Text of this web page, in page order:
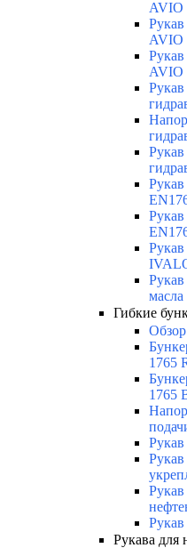
AVIO
AVIO
AVIO
Рукав
Гибкие
1765
1765
Рукава